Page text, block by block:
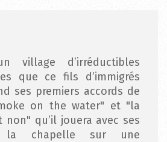
village d’irréductibles
que ce fils d’immigrés
ses premiers accords de
on the water" et "la
non" qu’il jouera avec ses
la chapelle sur une